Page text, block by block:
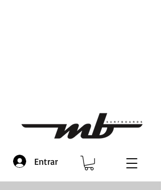
Entrar